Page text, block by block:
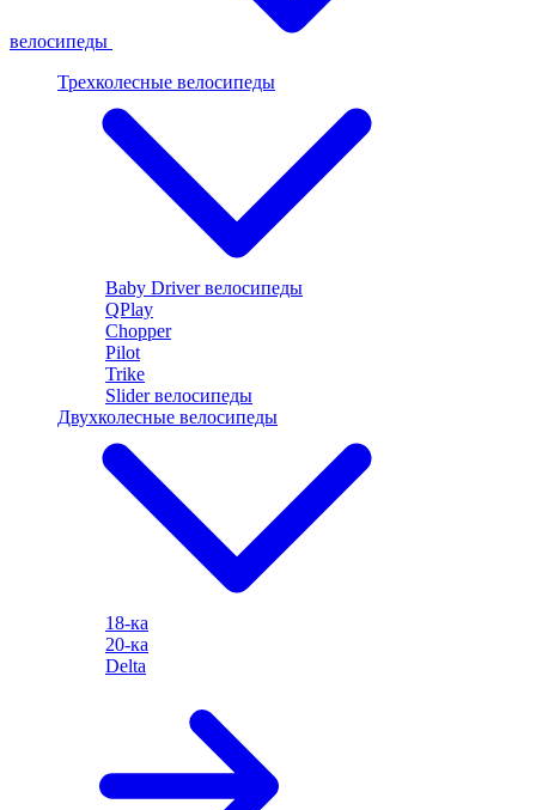
велосипеды
Трехколесные велосипеды
Baby Driver велосипеды
QPlay
Chopper
Pilot
Trike
Slider велосипеды
Двухколесные велосипеды
18-ка
20-ка
Delta